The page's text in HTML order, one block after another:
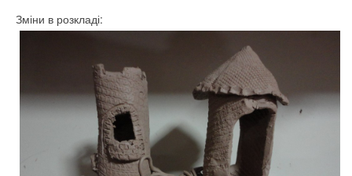
Зміни в розкладі: